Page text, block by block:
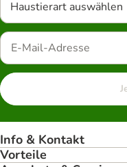
Haustierart auswählen
Info & Kontakt
Vorteile